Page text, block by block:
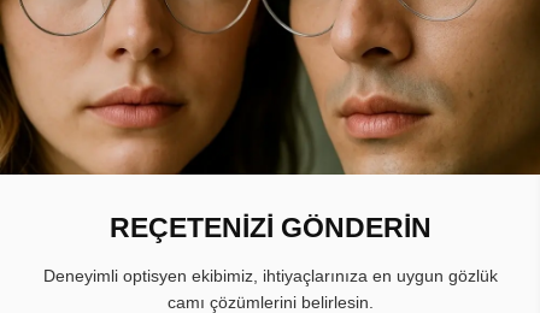
REÇETENİZİ GÖNDERİN
Deneyimli optisyen ekibimiz, ihtiyaçlarınıza en uygun gözlük
camı çözümlerini belirlesin.